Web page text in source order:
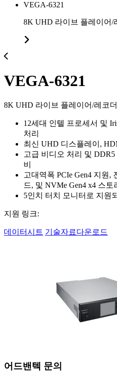
VEGA-6321
8K UHD 라이브 플레이어/
VEGA-6321
8K UHD 라이브 플레이어/레코더
12세대 인텔 프로세서 및
처리
최신 UHD 디스플레이,
고급 비디오 처리 및
비
고대역폭 PCIe Gen4 지원,
드, 및 NVMe Gen4 x4 스토
5인치 터치 모니터로 지원
지원 링크:
데이터시트 기술자료다운로드
어드밴텍 문의